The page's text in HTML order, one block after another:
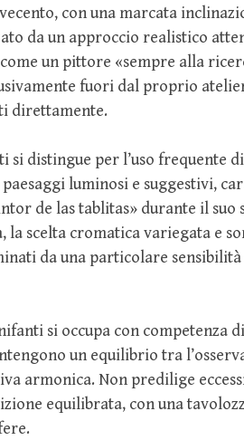
con una marcata
da un approccio realistico
un pittore «sempre alla
fuori dal proprio
direttamente.
si distingue per l’uso frequente
luminosi e suggestivi,
de las tablitas» durante il
la scelta cromatica variegata e
da una particolare sensibilità
si occupa con competenza
un equilibrio tra
armonica. Non predilige
equilibrata, con una